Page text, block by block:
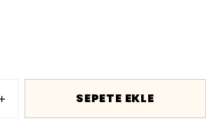
SEPETE EKLE